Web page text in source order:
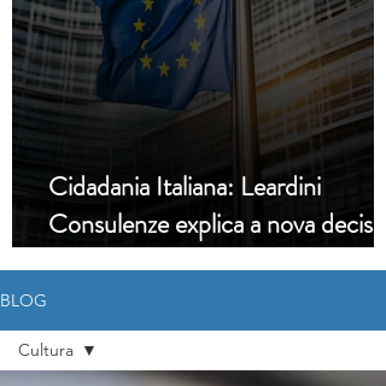
Cidadania Italiana: Leardini
Consulenze explica a nova decisão
da Corte Constitucional
BLOG
Cultura